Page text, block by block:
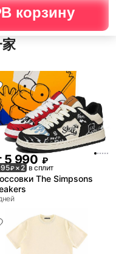
В корзину
5 990 ₽
₽× 2 в сплит
The Simpsons